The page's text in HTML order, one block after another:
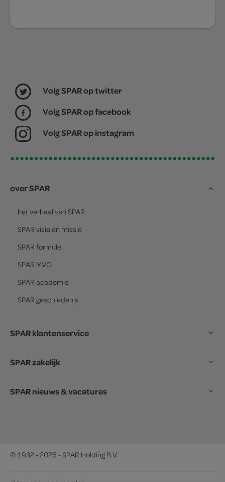
Volg SPAR op twitter
Volg SPAR op facebook
Volg SPAR op instagram
over SPAR
het verhaal van SPAR
SPAR visie en missie
SPAR formule
SPAR MVO
SPAR academie
SPAR geschiedenis
SPAR klantenservice
SPAR zakelijk
SPAR nieuws & vacatures
© 1932 - 2026 - SPAR Holding B.V.